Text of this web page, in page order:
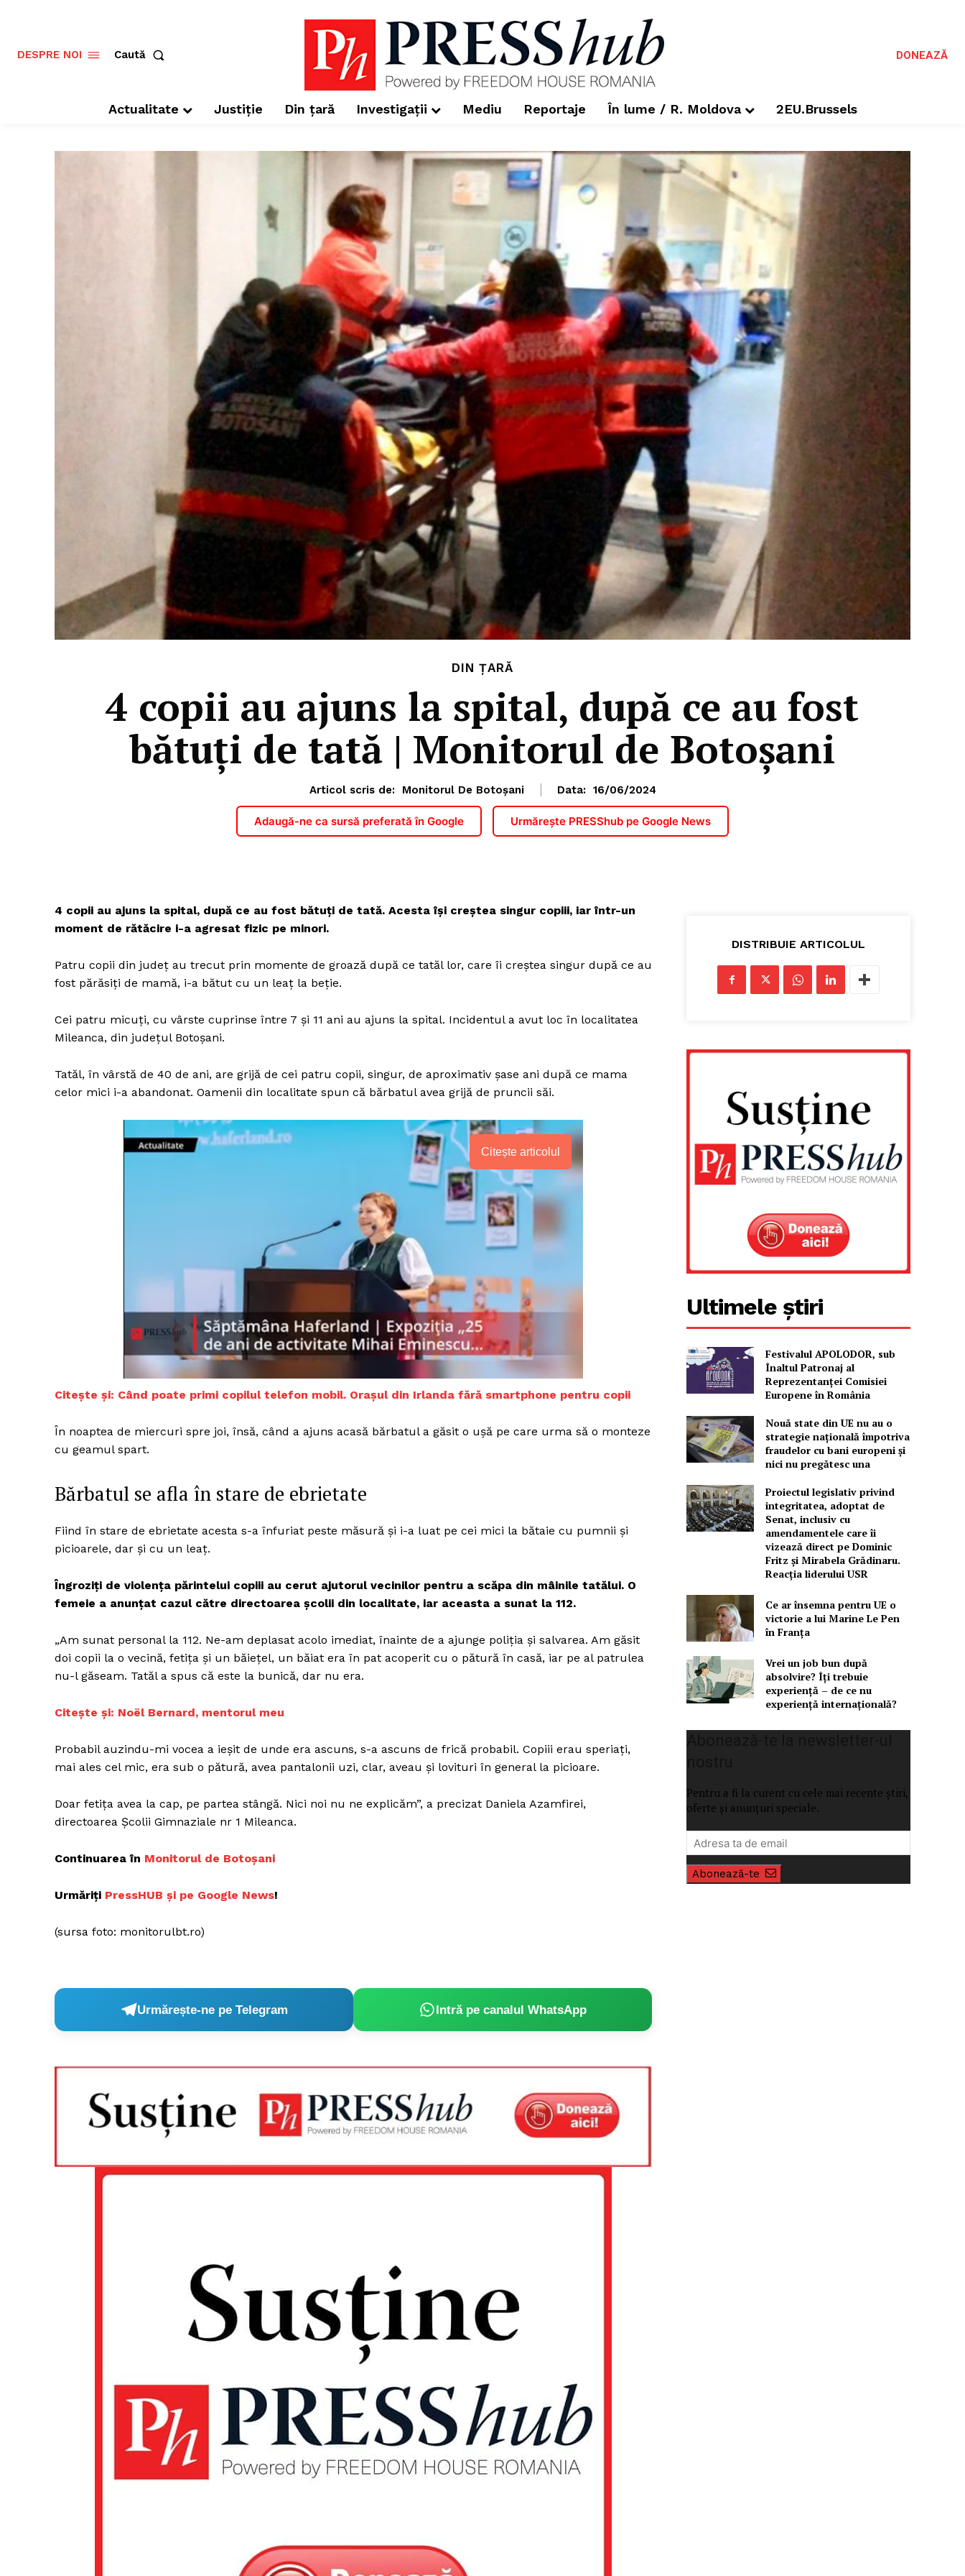
Un proiect
ROMÂNIA
Despre noi / Echipa
Rețea
Contact
DESPRE NOI Caută DONEAZĂ
Actualitate Justiție Din țară Investigații Mediu Reportaje În lume / R. Moldova 2EU.Brussels
DIN ȚARĂ
4 copii au ajuns la spital, după ce au fost
bătuți de tată | Monitorul de Botoșani
Articol scris de: Monitorul De Botoșani Data: 16/06/2024
Adaugă-ne ca sursă preferată în Google Urmărește PRESShub pe Google News
4 copii au ajuns la spital, după ce au fost bătuți de tată. Acesta își creștea singur copiii, iar într-un
moment de rătăcire i-a agresat fizic pe minori.
Patru copii din judeţ au trecut prin momente de groază după ce tatăl lor, care îi creştea singur după ce au
fost părăsiţi de mamă, i-a bătut cu un leaţ la beţie.
Cei patru micuţi, cu vârste cuprinse între 7 şi 11 ani au ajuns la spital. Incidentul a avut loc în localitatea
Mileanca, din judeţul Botoşani.
Tatăl, în vârstă de 40 de ani, are grijă de cei patru copii, singur, de aproximativ şase ani după ce mama
celor mici i-a abandonat. Oamenii din localitate spun că bărbatul avea grijă de pruncii săi.
Citește articolul
Citește și: Când poate primi copilul telefon mobil. Orașul din Irlanda fără smartphone pentru copii
În noaptea de miercuri spre joi, însă, când a ajuns acasă bărbatul a găsit o uşă pe care urma să o monteze
cu geamul spart.
Bărbatul se afla în stare de ebrietate
Fiind în stare de ebrietate acesta s-a înfuriat peste măsură şi i-a luat pe cei mici la bătaie cu pumnii şi
picioarele, dar şi cu un leaţ.
Îngroziţi de violenţa părintelui copiii au cerut ajutorul vecinilor pentru a scăpa din mâinile tatălui. O
femeie a anunţat cazul către directoarea şcolii din localitate, iar aceasta a sunat la 112.
„Am sunat personal la 112. Ne-am deplasat acolo imediat, înainte de a ajunge poliția și salvarea. Am găsit
doi copii la o vecină, fetița și un băiețel, un băiat era în pat acoperit cu o pătură în casă, iar pe al patrulea
nu-l găseam. Tatăl a spus că este la bunică, dar nu era.
Citește și: Noël Bernard, mentorul meu
Probabil auzindu-mi vocea a ieșit de unde era ascuns, s-a ascuns de frică probabil. Copiii erau speriați,
mai ales cel mic, era sub o pătură, avea pantalonii uzi, clar, aveau și lovituri în general la picioare.
Doar fetița avea la cap, pe partea stângă. Nici noi nu ne explicăm”, a precizat Daniela Azamfirei,
directoarea Școlii Gimnaziale nr 1 Mileanca.
Continuarea în Monitorul de Botoșani
Urmăriți PressHUB și pe Google News!
(sursa foto: monitorulbt.ro)
Urmărește-ne pe Telegram Intră pe canalul WhatsApp
DISTRIBUIE ARTICOLUL
Ultimele știri
Festivalul APOLODOR, sub
Înaltul Patronaj al
Reprezentanței Comisiei
Europene în România
Nouă state din UE nu au o
strategie națională împotriva
fraudelor cu bani europeni și
nici nu pregătesc una
Proiectul legislativ privind
integritatea, adoptat de
Senat, inclusiv cu
amendamentele care îi
vizează direct pe Dominic
Fritz și Mirabela Grădinaru.
Reacția liderului USR
Ce ar însemna pentru UE o
victorie a lui Marine Le Pen
în Franța
Vrei un job bun după
absolvire? Îți trebuie
experiență – de ce nu
experiență internațională?
Pentru a fi la curent cu cele mai recente știri,
oferte și anunțuri speciale.
Abonează-te